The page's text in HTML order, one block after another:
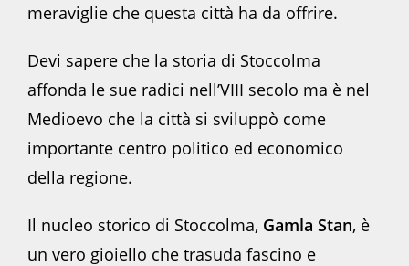
meraviglie che questa città ha da offrire.
Devi sapere che la storia di Stoccolma
affonda le sue radici nell’VIII secolo ma è nel
Medioevo che la città si sviluppò come
importante centro politico ed economico
della regione.
Il nucleo storico di Stoccolma, Gamla Stan, è
un vero gioiello che trasuda fascino e